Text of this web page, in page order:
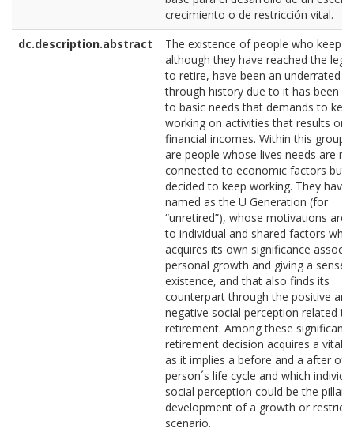
crecimiento o de restricción vital.
dc.description.abstract
The existence of people who keep
although they have reached the
to retire, have been an underrated
through history due to it has been
to basic needs that demands to
working on activities that results on
financial incomes. Within this group
are people whose lives needs are
connected to economic factors but
decided to keep working. They have
named as the U Generation (for
“unretired”), whose motivations are
to individual and shared factors
acquires its own significance
personal growth and giving a sense
existence, and that also finds its
counterpart through the positive and
negative social perception related
retirement. Among these
retirement decision acquires a vital
as it implies a before and a after of a
person´s life cycle and which
social perception could be the pillar
development of a growth or
scenario.